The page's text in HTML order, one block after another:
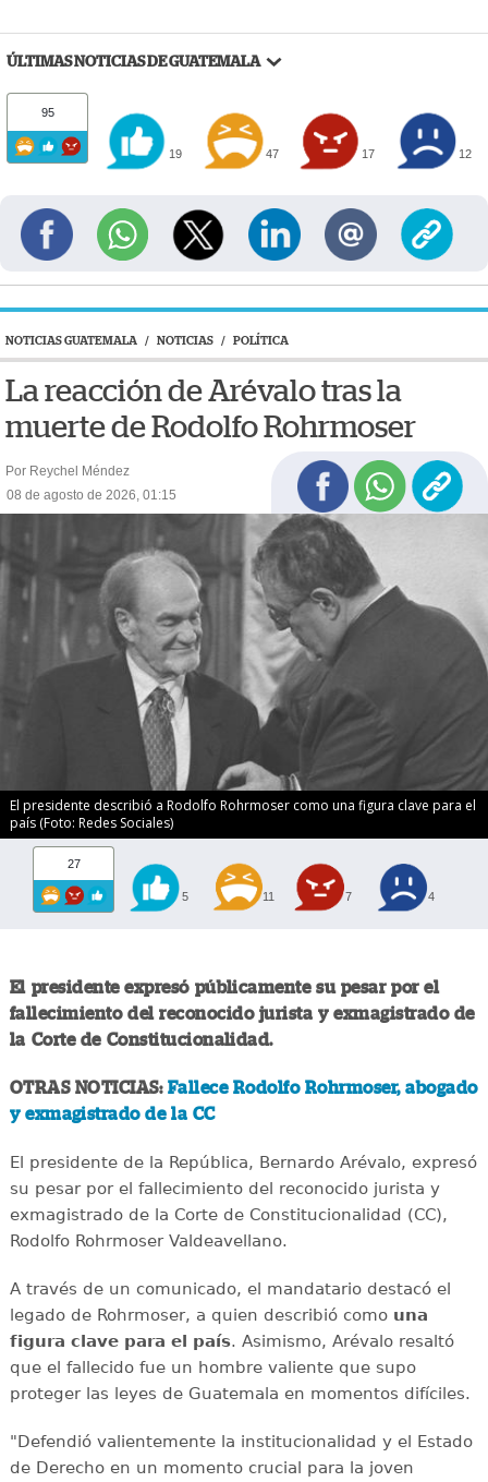
ÚLTIMAS NOTICIAS DE GUATEMALA
95
19 47 17 12
NOTICIAS GUATEMALA / NOTICIAS / POLÍTICA
La reacción de Arévalo tras la
muerte de Rodolfo Rohrmoser
Por Reychel Méndez
08 de agosto de 2026, 01:15
El presidente describió a Rodolfo Rohrmoser como una figura clave para el
país (Foto: Redes Sociales)
27
5 11 7 4
El presidente expresó públicamente su pesar por el
fallecimiento del reconocido jurista y exmagistrado de
la Corte de Constitucionalidad.
OTRAS NOTICIAS: Fallece Rodolfo Rohrmoser, abogado
y exmagistrado de la CC
El presidente de la República, Bernardo Arévalo, expresó
su pesar por el fallecimiento del reconocido jurista y
exmagistrado de la Corte de Constitucionalidad (CC),
Rodolfo Rohrmoser Valdeavellano.
A través de un comunicado, el mandatario destacó el
legado de Rohrmoser, a quien describió comouna
figura clave para el país. Asimismo, Arévalo resaltó
que el fallecido fue un hombre valiente que supo
proteger las leyes de Guatemala en momentos difíciles.
"Defendió valientemente la institucionalidad y el Estado
de Derecho en un momento crucial para la joven